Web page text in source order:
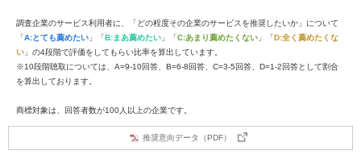
調査企業のサービス利用者に、「どの程度その企業のサービスを推奨したいか」について
「A:とても薦めたい 」「B:まあ薦めたい 」「C:あまり薦めたくない 」「D:全く薦めたくな
い 」の4段階で評価をしてもらい比率を算出しています。
※10段階聴取については、A=9-10回答、B=6-8回答、C=3-5回答、D=1-2回答として割合
を算出しております。
商標対象は、回答者数が100人以上の企業です。
推奨意向データ（PDF）